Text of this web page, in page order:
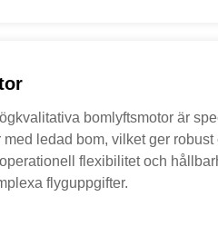
bomlyftsmotor är
ledad bom, vilket ger
flexibilitet och
flyguppgifter.